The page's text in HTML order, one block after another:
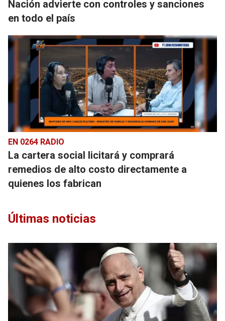
Nación advierte con controles y sanciones
en todo el país
EN 0264 RADIO
La cartera social licitará y comprará
remedios de alto costo directamente a
quienes los fabrican
Últimas noticias